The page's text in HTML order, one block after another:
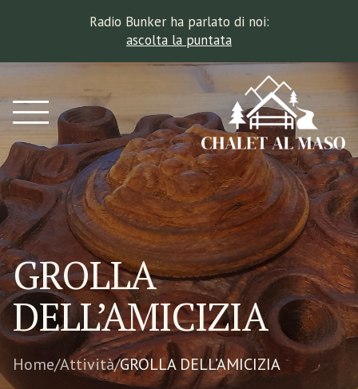
Radio Bunker ha parlato di noi:
ascolta la puntata
GROLLA
DELL’AMICIZIA
Home/Attività/GROLLA DELL’AMICIZIA